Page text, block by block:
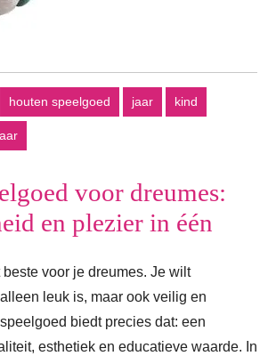
houten speelgoed jaar kind
voor dreumes:
en plezier in één
voor je dreumes. Je wilt
leuk is, maar ook veilig en
biedt precies dat: een
esthetiek en educatieve waarde. In